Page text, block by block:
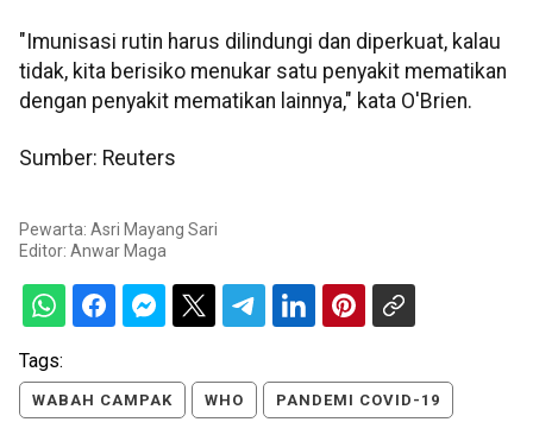
"Imunisasi rutin harus dilindungi dan diperkuat, kalau
tidak, kita berisiko menukar satu penyakit mematikan
dengan penyakit mematikan lainnya," kata O'Brien.
Sumber: Reuters
Pewarta: Asri Mayang Sari
Editor: Anwar Maga
Tags:
WABAH CAMPAK WHO PANDEMI COVID-19